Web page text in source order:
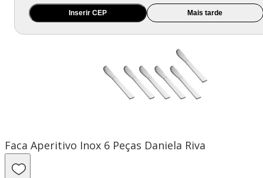
Inserir CEP Mais tarde
Faca Aperitivo Inox 6 Peças Daniela Riva